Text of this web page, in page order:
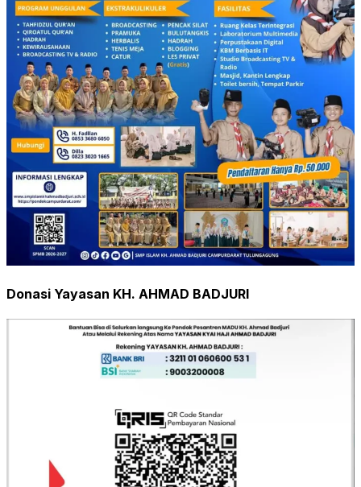
Donasi Yayasan KH. AHMAD BADJURI